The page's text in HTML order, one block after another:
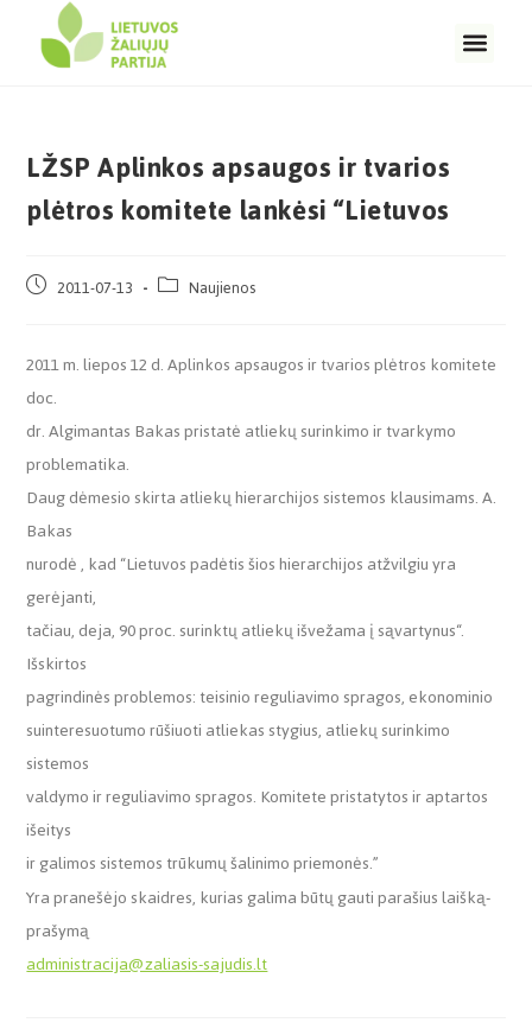
LŽSP Aplinkos apsaugos ir tvarios
plėtros komitete lankėsi “Lietuvos
2011-07-13 Naujienos
2011 m. liepos 12 d. Aplinkos apsaugos ir tvarios plėtros komitete
doc.
dr. Algimantas Bakas pristatė atliekų surinkimo ir tvarkymo
problematika.
Daug dėmesio skirta atliekų hierarchijos sistemos klausimams. A.
Bakas
nurodė , kad “Lietuvos padėtis šios hierarchijos atžvilgiu yra
gerėjanti,
tačiau, deja, 90 proc. surinktų atliekų išvežama į sąvartynus“.
Išskirtos
pagrindinės problemos: teisinio reguliavimo spragos, ekonominio
suinteresuotumo rūšiuoti atliekas stygius, atliekų surinkimo
sistemos
valdymo ir reguliavimo spragos. Komitete pristatytos ir aptartos
išeitys
ir galimos sistemos trūkumų šalinimo priemonės.”
Yra pranešėjo skaidres, kurias galima būtų gauti parašius laišką-
prašymą
administracija@zaliasis-sajudis.lt